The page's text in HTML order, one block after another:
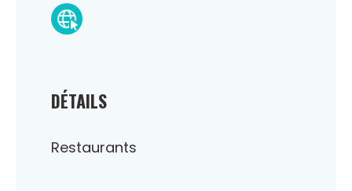
DÉTAILS
Restaurants